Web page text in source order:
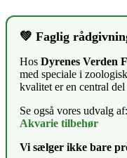
💚 Faglig
Hos Dyrenes Verden
med speciale i
kvalitet er en central
Se også vores udvalg af:
Akvarie tilbehør
Vi sælger ikke bare